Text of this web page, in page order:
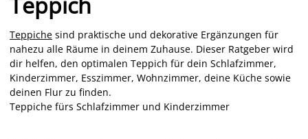
Teppiche sind praktische und dekorative Ergänzungen für
nahezu alle Räume in deinem Zuhause. Dieser Ratgeber wird
dir helfen, den optimalen Teppich für dein Schlafzimmer,
Kinderzimmer, Esszimmer, Wohnzimmer, deine Küche sowie
deinen Flur zu finden.
Teppiche fürs Schlafzimmer und Kinderzimmer